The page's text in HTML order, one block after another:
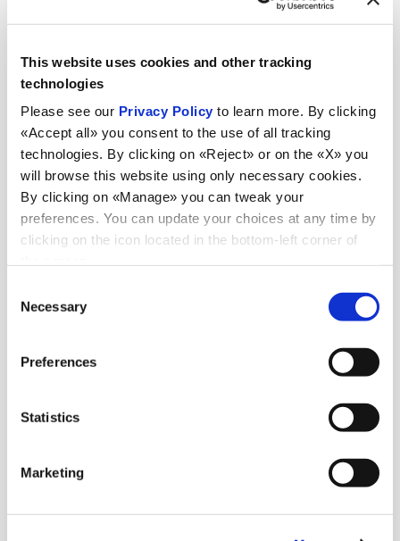
This website uses cookies and other tracking
technologies
Please see our Privacy Policy to learn more. By clicking
«Accept all» you consent to the use of all tracking
technologies. By clicking on «Reject» or on the «X» you
will browse this website using only necessary cookies.
By clicking on «Manage» you can tweak your
preferences. You can update your choices at any time by
clicking on the icon located in the bottom-left corner of
Selection
Necessary
Preferences
Statistics
Marketing
News
Guarda tutte le news